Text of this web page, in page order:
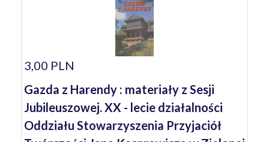
3,00 PLN
Gazda z Harendy : materiały z Sesji
Jubileuszowej. XX - lecie działalności
Oddziału Stowarzyszenia Przyjaciół